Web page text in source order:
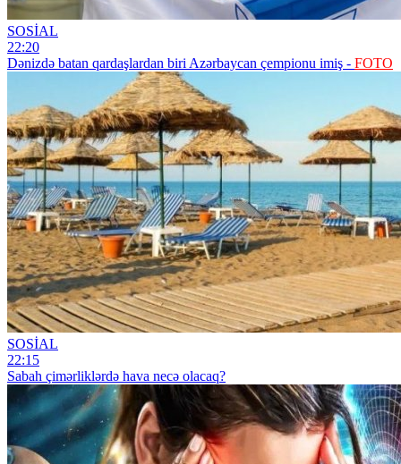
SOSİAL
22:20
Dənizdə batan qardaşlardan biri Azərbaycan çempionu imiş - FOTO
SOSİAL
22:15
Sabah çimərliklərdə hava necə olacaq?